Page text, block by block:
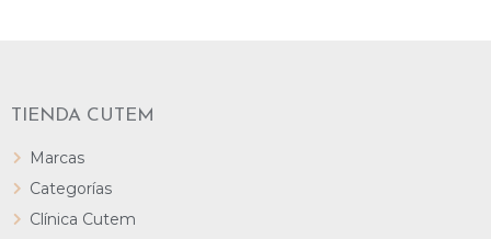
TIENDA CUTEM
Marcas
Categorías
Clínica Cutem